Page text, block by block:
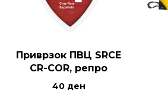
Приврзок ПВЦ SRCE
CR-COR, репро
40 ден